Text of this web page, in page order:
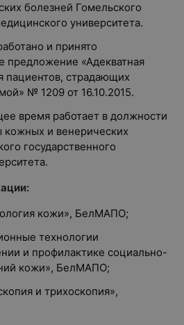
болезней Гомельского
университета.
и принято
предложение «Адекватная
пациентов, страдающих
№ 1209 от 16.10.2015.
время работает в должности
кожных и венерических
государственного
кожи», БелМАПО;
технологии
и профилактике социально-
кожи», БелМАПО;
и трихоскопия»,